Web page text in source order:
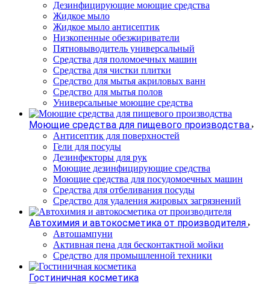
Дезинфицирующие моющие средства
Жидкое мыло
Жидкое мыло антисептик
Низкопенные обезжириватели
Пятновыводитель универсальный
Средства для поломоечных машин
Средства для чистки плитки
Средство для мытья акриловых ванн
Средство для мытья полов
Универсальные моющие средства
Моющие средства для пищевого производства
Антисептик для поверхностей
Гели для посуды
Дезинфекторы для рук
Моющие дезинфицирующие средства
Моющие средства для посудомоечных машин
Средства для отбеливания посуды
Средство для удаления жировых загрязнений
Автохимия и автокосметика от производителя
Автошампуни
Активная пена для бесконтактной мойки
Средство для промышленной техники
Гостиничная косметика